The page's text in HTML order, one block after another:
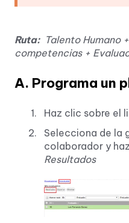
Ruta: Talento Humano
competencias +
A. Programa un
Haz clic sobre el
Selecciona de la
colaborador y
Resultados